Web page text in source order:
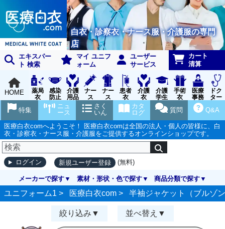
白衣・診察衣・ナース服・介護服の専門
店
エキスパー
ト 検索
マイ ユニフ
ォーム
ユーザー
サービス
カート
清算
HOME
薬局
衣
感染
防止
用品
介護
用品
ナー
ス
グッ
ズ
ナー
ス
ウェ
ア
患者
衣
介護
衣
介護
学生
実習
衣
手術
衣
医療
事務
受付
ドク
ター
ア
Q&A
質問
カタ
ログ
さく
いん
ニュ
ース
特集
医療白衣comへようこそ！ 医療白衣comは全国の法人・個人の皆様に、白
衣・診察衣・ナース服・介護服をご提供するオンラインショップです。
ログイン 新規ユーザー登録 (無料)
メーカーで探す 素材・形状・色で探す 商品分類で探す
ユニフォーム1 > 医療白衣com > 半袖ジャケット（ブルゾ
絞り込み 並べ替え